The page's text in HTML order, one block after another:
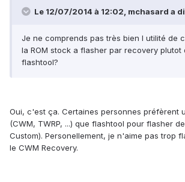
Le 12/07/2014 à 12:02, mchasard a
Je ne comprends pas très bien l utilité de
la ROM stock a flasher par recovery plutot
flashtool?
Oui, c'est ça. Certaines personnes préfèrent
(CWM, TWRP, ...) que flashtool pour flasher
Custom). Personellement, je n'aime pas trop
le CWM Recovery.